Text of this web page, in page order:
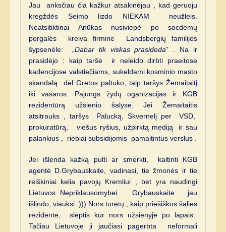
Jau anksčiau čia kažkur atsakinėjau , kad geruoju
kregždės Seimo lizdo NIEKAM neužleis.
Neatsitiktinai Anūkas nusiviepė po socdemų
pergalės kreiva firmine Landsbergių familijos
šypsenėle: „ Dabar tik viskas prasideda” . Na ir
prasidėjo : kaip taršė ir neleido dirbti praeitose
kadencijose valstiečiams, sukeldami kosminio masto
skandalą dėl Gretos paltuko, taip taršys Žemaitaitį
iki vasaros. Pajungs žydų oganizacijas ir KGB
rezidentūrą užsienio šalyse. Jei Žemaitaitis
atsitrauks , taršys Palucką, Skvernelį per VSD,
prokuratūrą, viešus ryšius, užpirktą mediją ir sau
palankius , riebiai subsidijomis pamaitintus verslus .
Jei išlenda kažką pulti ar smerkti, kaltinti KGB
agentė D.Grybauskaite, vadinasi, tie žmonės ir tie
reiškiniai kelia pavojų Kremliui , bet yra naudingi
Lietuvos Nepriklausomybei . Grybauskaitė jau
išlindo, viauksi :))) Nors turėtų , kaip priešiškos šalies
rezidentė, slėptis kur nors užsienyje po lapais.
Tačiau Lietuvoje ji jaučiasi pagerbta neformali